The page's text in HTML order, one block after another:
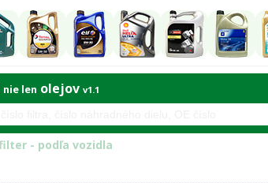
nie len olejov v1.1
- podľa vozidla